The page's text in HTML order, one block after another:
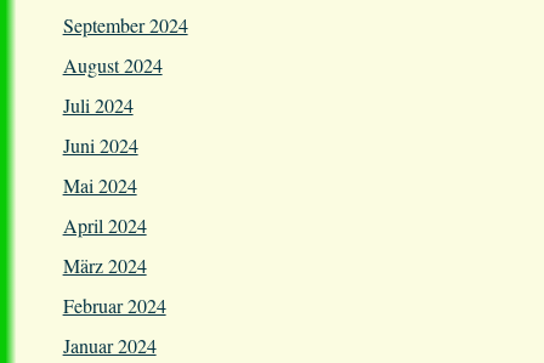
September 2024
August 2024
Juli 2024
Juni 2024
Mai 2024
April 2024
März 2024
Februar 2024
Januar 2024